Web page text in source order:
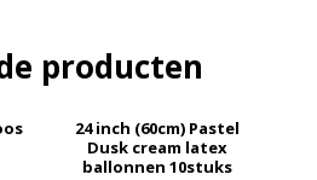
producten
24 inch (60cm) Pastel
Dusk cream latex
ballonnen 10stuks